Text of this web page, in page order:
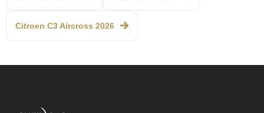
Citroen C3 Aircross 2026